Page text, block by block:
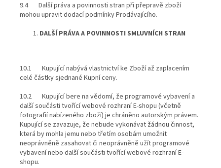
9.4 Další práva a povinnosti stran při přepravě zboží
mohou upravit dodací podmínky Prodávajícího.
DALŠÍ PRÁVA A POVINNOSTI SMLUVNÍCH STRAN
10.1 Kupující nabývá vlastnictví ke Zboží až zaplacením
celé částky sjednané Kupní ceny.
10.2 Kupující bere na vědomí, že programové vybavení a
další součásti tvořící webové rozhraní E-shopu (včetně
fotografií nabízeného zboží) je chráněno autorským právem.
Kupující se zavazuje, že nebude vykonávat žádnou činnost,
která by mohla jemu nebo třetím osobám umožnit
neoprávněně zasahovat či neoprávněně užít programové
vybavení nebo další součásti tvořící webové rozhraní E-
shopu.